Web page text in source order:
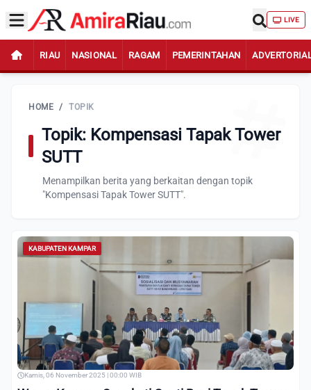
LIVE
RIAU NASIONAL RAGAM PEMERINTAHAN
HOME / TOPIK
Topik: Kompensasi Tapak Tower
SUTT
Menampilkan berita yang berkaitan dengan topik
"Kompensasi Tapak Tower SUTT".
KABUPATEN KAMPAR
Kamis, 06 November 2025 | 00:00 WIB